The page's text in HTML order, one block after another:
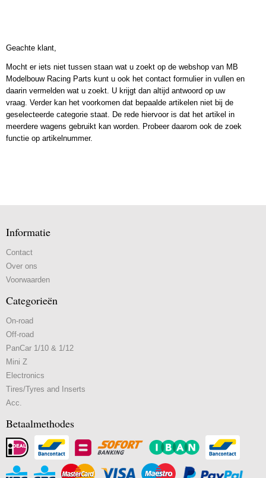
Geachte klant,
Mocht er iets niet tussen staan wat u zoekt op de webshop van MB
Modelbouw Racing Parts kunt u ook het contact formulier in vullen en
daarin vermelden wat u zoekt. U krijgt dan altijd antwoord op uw
vraag. Verder kan het voorkomen dat bepaalde artikelen niet bij de
geselecteerde categorie staat. De rede hiervoor is dat het artikel in
meerdere wagens gebruikt kan worden. Probeer daarom ook de zoek
functie op artikelnummer.
Informatie
Contact
Over ons
Voorwaarden
Categorieën
On-road
Off-road
PanCar 1/10 & 1/12
Mini Z
Electronics
Tires/Tyres and Inserts
Acc.
Betaalmethodes